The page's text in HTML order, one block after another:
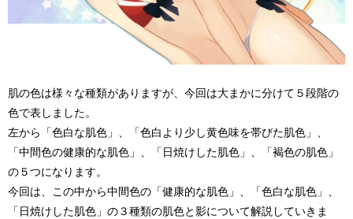
肌の色は様々な種類がありますが、今回は大まかに分けて５段階の
色で表しました。
左から「色白な肌色」、「色白より少し黄色味を帯びた肌色」、
「中間色の健康的な肌色」、「日焼けした肌色」、「褐色の肌色」
の５つになります。
今回は、この中から中間色の「健康的な肌色」、「色白な肌色」、
「日焼けした肌色」の３種類の肌色と影について解説していきま